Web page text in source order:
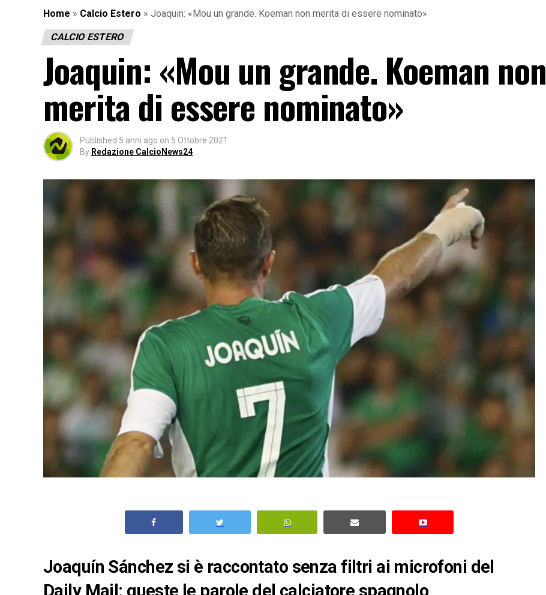
Home » Calcio Estero » Joaquin: «Mou un grande. Koeman non merita di essere nominato»
CALCIO ESTERO
Joaquin: «Mou un grande. Koeman non
merita di essere nominato»
Published 5 anni ago on 5 Ottobre 2021
By Redazione CalcioNews24
Joaquín Sánchez si è raccontato senza filtri ai microfoni del
Daily Mail: queste le parole del calciatore spagnolo